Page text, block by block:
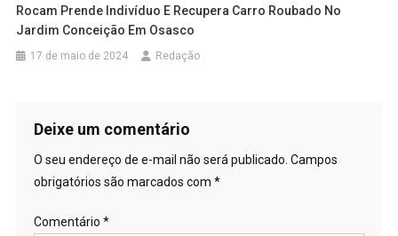
Rocam Prende Indivíduo E Recupera Carro Roubado No
Jardim Conceição Em Osasco
17 de maio de 2024 Redação
Deixe um comentário
O seu endereço de e-mail não será publicado. Campos
obrigatórios são marcados com *
Comentário *